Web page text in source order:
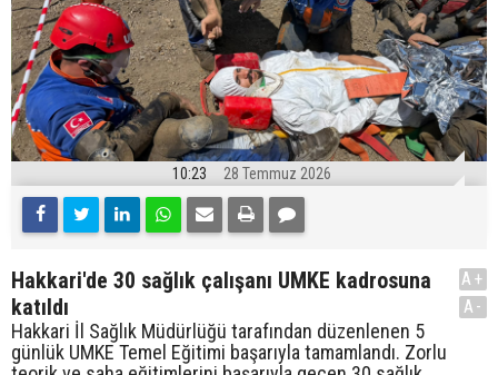
10:23 28 Temmuz 2026
Hakkari'de 30 sağlık çalışanı UMKE kadrosuna
katıldı
Hakkari İl Sağlık Müdürlüğü tarafından düzenlenen 5
günlük UMKE Temel Eğitimi başarıyla tamamlandı. Zorlu
A+
A-